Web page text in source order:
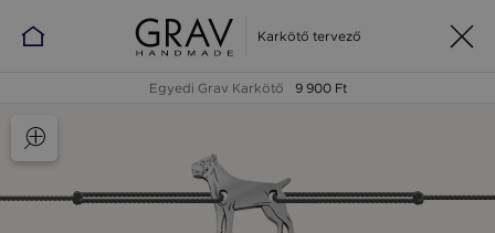
Karkötő tervező
Egyedi Grav Karkötő 9 900 Ft